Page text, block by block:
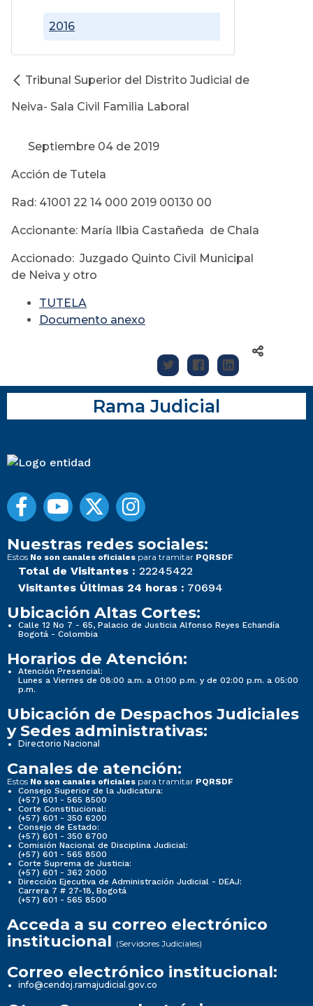
2016
Tribunal Superior del Distrito Judicial de
Neiva- Sala Civil Familia Laboral
Septiembre 04 de 2019
Acción de Tutela
Rad: 41001 22 14 000 2019 00130 00
Accionante: María Ilbia Castañeda de Chala
Accionado: Juzgado Quinto Civil Municipal
de Neiva y otro
TUTELA
Documento anexo
Rama Judicial
Nuestras redes sociales:
Estos No son canales oficiales para tramitar PQRSDF
Total de Visitantes : 22245422
Visitantes Últimas 24 horas : 70694
Ubicación Altas Cortes:
Calle 12 No 7 - 65, Palacio de Justicia Alfonso Reyes Echandía
Bogotá - Colombia
Horarios de Atención:
Atención Presencial:
Lunes a Viernes de 08:00 a.m. a 01:00 p.m. y de 02:00 p.m. a 05:00
p.m.
Ubicación de Despachos Judiciales
y Sedes administrativas:
Directorio Nacional
Canales de atención:
Estos No son canales oficiales para tramitar PQRSDF
Consejo Superior de la Judicatura:
(+57) 601 - 565 8500
Corte Constitucional:
(+57) 601 - 350 6200
Consejo de Estado:
(+57) 601 - 350 6700
Comisión Nacional de Disciplina Judicial:
(+57) 601 - 565 8500
Corte Suprema de Justicia:
(+57) 601 - 362 2000
Dirección Ejecutiva de Administración Judicial - DEAJ:
Carrera 7 # 27-18, Bogotá
(+57) 601 - 565 8500
Acceda a su correo electrónico
institucional (Servidores Judiciales)
Correo electrónico institucional:
info@cendoj.ramajudicial.gov.co